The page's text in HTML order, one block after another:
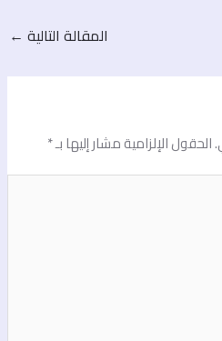
المقالة التالية←
الحقول الإلزامية مشار إليها بـ*